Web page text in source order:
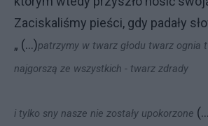
Zaciskaliśmy pieści, gdy padały
„ (...)patrzymy w twarz głodu twarz ognia
najgorszą ze wszystkich - twarz zdrady
i tylko sny nasze nie zostały upokorzone